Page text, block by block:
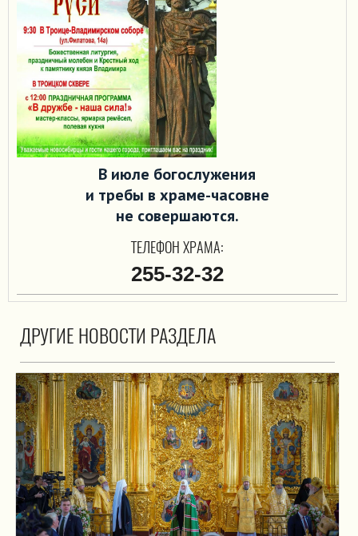
В июле богослужения
и требы в храме-часовне
не совершаются.
ТЕЛЕФОН ХРАМА:
255-32-32
ДРУГИЕ НОВОСТИ РАЗДЕЛА